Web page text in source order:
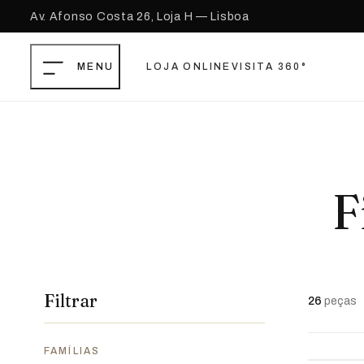
Saltar para o conteúdo principal
Av. Afonso Costa 26, Loja H — Lisboa
LOJA ONLINE VISITA 360°
Filtrar
FAMÍLIAS
26 peças